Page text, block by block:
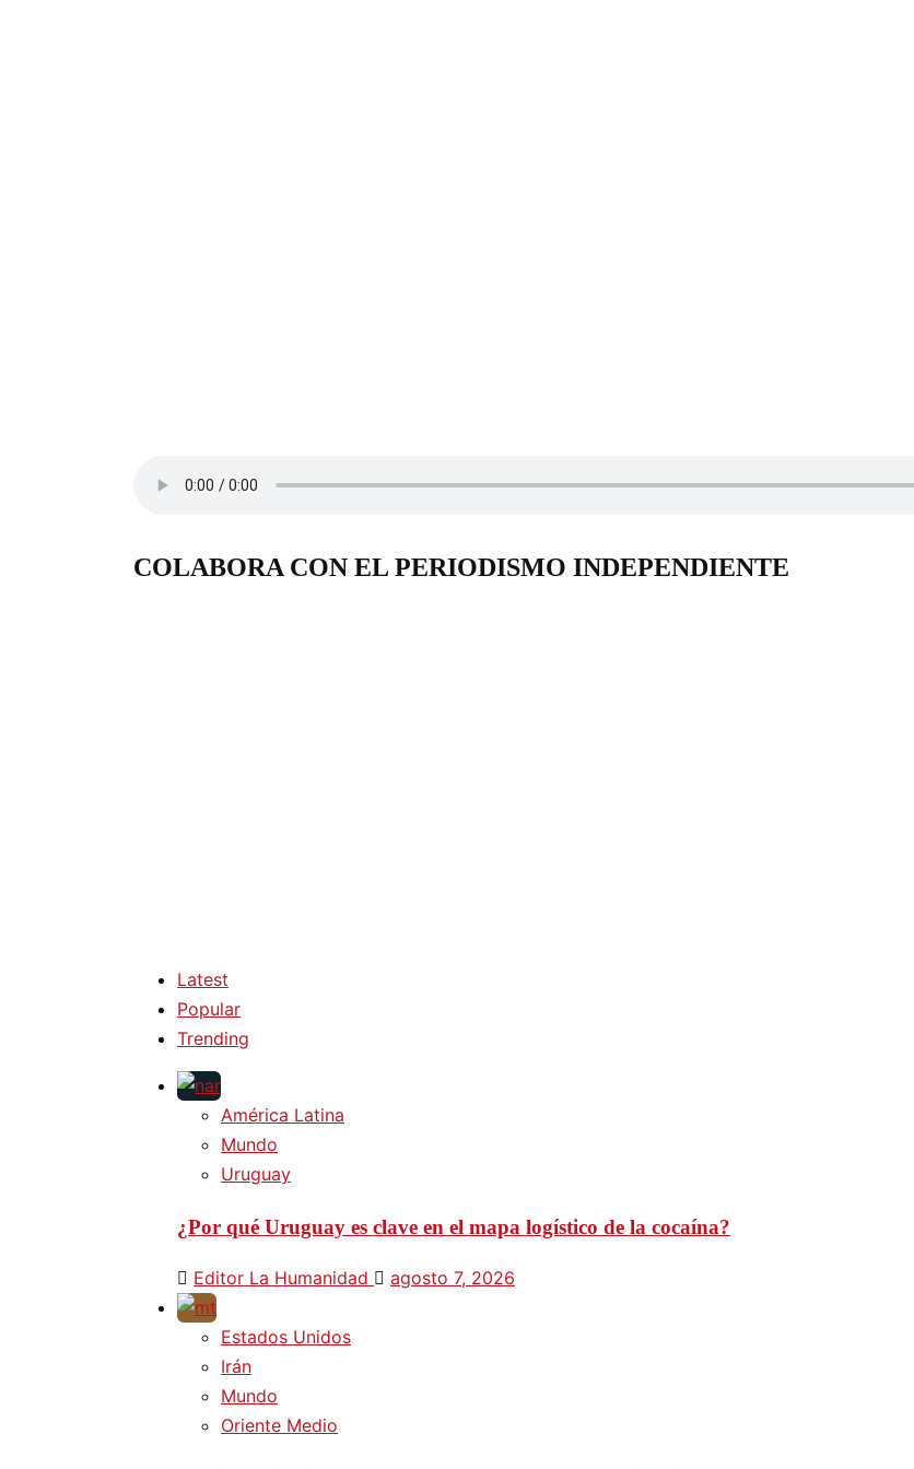
COLABORA CON EL PERIODISMO INDEPENDIENTE
Latest
Popular
Trending
América Latina
Mundo
Uruguay
¿Por qué Uruguay es clave en el mapa logístico de la cocaína?
Editor La Humanidad agosto 7, 2026
Estados Unidos
Irán
Mundo
Oriente Medio